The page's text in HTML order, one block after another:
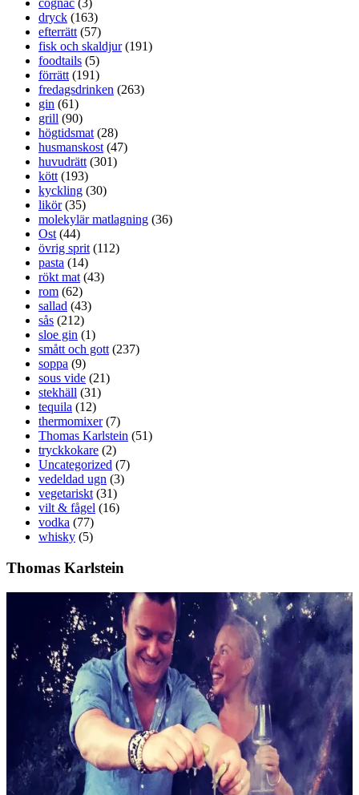
cognac (3)
dryck (163)
efterrätt (57)
fisk och skaldjur(191)
foodtails (5)
förrätt (191)
fredagsdrinken (263)
gin (61)
grill (90)
högtidsmat (28)
husmanskost (47)
huvudrätt (301)
kött (193)
kyckling (30)
likör(35)
molekylär matlagning (36)
Ost (44)
övrig sprit (112)
pasta (14)
rökt mat (43)
rom (62)
sallad (43)
sås (212)
sloe gin (1)
smått och gott (237)
soppa (9)
sous vide (21)
stekhäll (31)
tequila (12)
thermomixer(7)
Thomas Karlstein (51)
tryckkokare (2)
Uncategorized (7)
vedeldad ugn (3)
vegetariskt (31)
vilt & fågel (16)
vodka (77)
whisky (5)
Thomas Karlstein